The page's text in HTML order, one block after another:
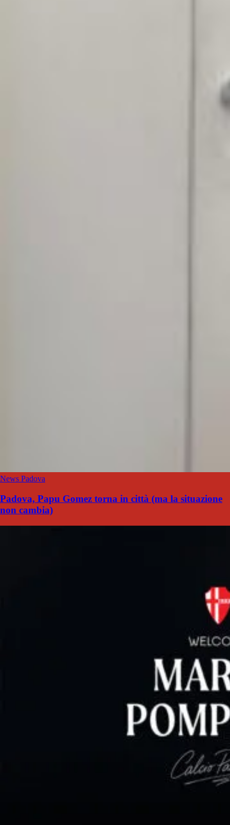
News Padova
Padova, Papu Gomez torna in città (ma la situazione
non cambia)